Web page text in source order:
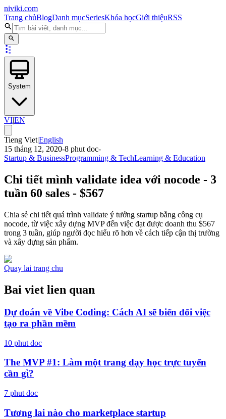
niviki.com
Trang chủBlogDanh mụcSeriesKhóa họcGiới thiệuRSS
System
VI|EN
Tieng Viet|English
15 tháng 12, 2020-8 phut doc-
Startup & BusinessProgramming & TechLearning & Education
Chi tiết mình validate idea với nocode - 3
tuần 60 sales - $567
Chia sẻ chi tiết quá trình validate ý tưởng startup bằng công cụ
nocode, từ việc xây dựng MVP đến việc đạt được doanh thu $567
trong 3 tuần, giúp người đọc hiểu rõ hơn về cách tiếp cận thị trường
và xây dựng sản phẩm.
Quay lai trang chu
Bai viet lien quan
Dự đoán về Vibe Coding: Cách AI sẽ biến đổi việc
tạo ra phần mềm
10 phut doc
The MVP #1: Làm một trang dạy học trực tuyến
cần gì?
7 phut doc
Tương lai nào cho marketplace startup